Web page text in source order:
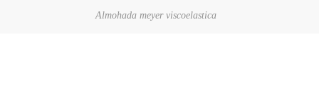
Almohada meyer viscoelastica